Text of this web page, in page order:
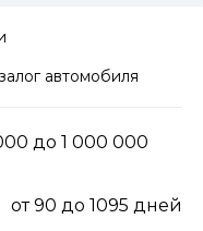
автомобиля
до 1 000 000
от 90 до 1095 дней